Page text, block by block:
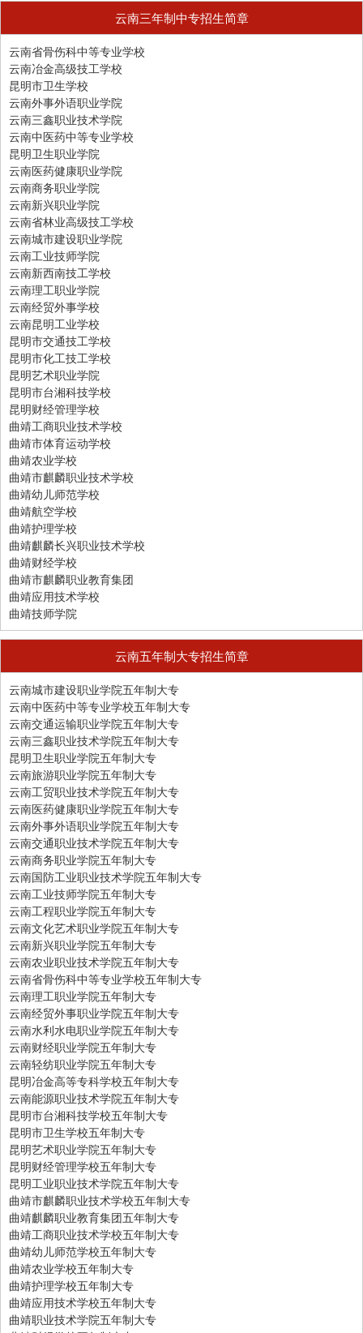
云南三年制中专招生简章
云南省骨伤科中等专业学校
云南冶金高级技工学校
昆明市卫生学校
云南外事外语职业学院
云南三鑫职业技术学院
云南中医药中等专业学校
昆明卫生职业学院
云南医药健康职业学院
云南商务职业学院
云南新兴职业学院
云南省林业高级技工学校
云南城市建设职业学院
云南工业技师学院
云南新西南技工学校
云南理工职业学院
云南经贸外事学校
云南昆明工业学校
昆明市交通技工学校
昆明市化工技工学校
昆明艺术职业学院
昆明市台湘科技学校
昆明财经管理学校
曲靖工商职业技术学校
曲靖市体育运动学校
曲靖农业学校
曲靖市麒麟职业技术学校
曲靖幼儿师范学校
曲靖航空学校
曲靖护理学校
曲靖麒麟长兴职业技术学校
曲靖财经学校
曲靖市麒麟职业教育集团
曲靖应用技术学校
曲靖技师学院
云南五年制大专招生简章
云南城市建设职业学院五年制大专
云南中医药中等专业学校五年制大专
云南交通运输职业学院五年制大专
云南三鑫职业技术学院五年制大专
昆明卫生职业学院五年制大专
云南旅游职业学院五年制大专
云南工贸职业技术学院五年制大专
云南医药健康职业学院五年制大专
云南外事外语职业学院五年制大专
云南交通职业技术学院五年制大专
云南商务职业学院五年制大专
云南国防工业职业技术学院五年制大专
云南工业技师学院五年制大专
云南工程职业学院五年制大专
云南文化艺术职业学院五年制大专
云南新兴职业学院五年制大专
云南农业职业技术学院五年制大专
云南省骨伤科中等专业学校五年制大专
云南理工职业学院五年制大专
云南经贸外事职业学院五年制大专
云南水利水电职业学院五年制大专
云南财经职业学院五年制大专
云南轻纺职业学院五年制大专
昆明冶金高等专科学校五年制大专
云南能源职业技术学院五年制大专
昆明市台湘科技学校五年制大专
昆明市卫生学校五年制大专
昆明艺术职业学院五年制大专
昆明财经管理学校五年制大专
昆明工业职业技术学院五年制大专
曲靖市麒麟职业技术学校五年制大专
曲靖麒麟职业教育集团五年制大专
曲靖工商职业技术学校五年制大专
曲靖幼儿师范学校五年制大专
曲靖农业学校五年制大专
曲靖护理学校五年制大专
曲靖应用技术学校五年制大专
曲靖职业技术学院五年制大专